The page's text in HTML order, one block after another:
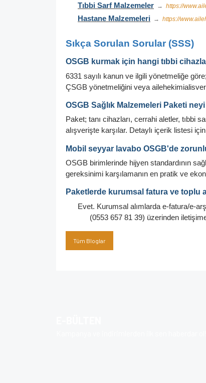
Tıbbi Sarf Malzemeler → https://
Hastane Malzemeleri → https://
Sıkça Sorulan Sorular (SSS)
OSGB kurmak için hangi tıbbi
6331 sayılı kanun ve ilgili yönetmeliğe
ÇSGB yönetmeliğini veya
OSGB Sağlık Malzemeleri Paketi
Paket; tanı cihazları, cerrahi aletler,
alışverişte karşılar. Detaylı içerik listesi
Mobil seyyar lavabo OSGB'de
OSGB birimlerinde hijyen standardının
gereksinimi karşılamanın en pratik ve
Paketlerde kurumsal fatura ve toplu
Evet. Kurumsal alımlarda e-fatura/e-
(0553 657 81 39) üzerinden
Tüm Bloglar